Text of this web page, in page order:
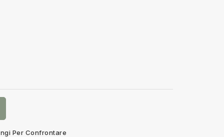
Per Confrontare